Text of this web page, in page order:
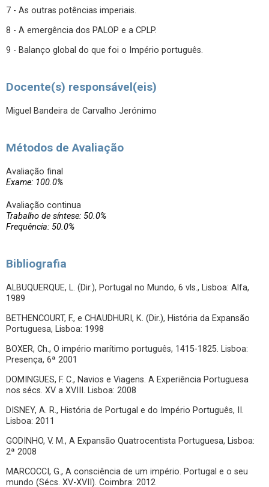
7 - As outras potências imperiais.
8 - A emergência dos PALOP e a CPLP.
9 - Balanço global do que foi o Império português.
Docente(s) responsável(eis)
Miguel Bandeira de Carvalho Jerónimo
Métodos de Avaliação
Avaliação final
Exame: 100.0%
Avaliação continua
Trabalho de síntese: 50.0%
Frequência: 50.0%
Bibliografia
ALBUQUERQUE, L. (Dir.), Portugal no Mundo, 6 vls., Lisboa: Alfa,
1989
BETHENCOURT, F., e CHAUDHURI, K. (Dir.), História da Expansão
Portuguesa, Lisboa: 1998
BOXER, Ch., O império marítimo português, 1415-1825. Lisboa:
Presença, 6ª 2001
DOMINGUES, F. C., Navios e Viagens. A Experiência Portuguesa
nos sécs. XV a XVIII. Lisboa: 2008
DISNEY, A. R., História de Portugal e do Império Português, II.
Lisboa: 2011
GODINHO, V. M., A Expansão Quatrocentista Portuguesa, Lisboa:
2ª 2008
MARCOCCI, G., A consciência de um império. Portugal e o seu
mundo (Sécs. XV-XVII). Coimbra: 2012